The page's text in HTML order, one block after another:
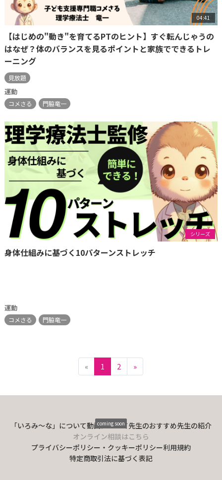
04:41
【はじめの"動き"を育てるPTのヒント】すぐ転んじゃうの
はなぜ？体のバランスを見るポイントと家族でできるトレ
ーニング
見放題
運動
コメさる 門脇竜一
シリーズ
身体仕組みに基づく10パターンストレッチ
運動
コメさる 門脇竜一
« 1 2 »
「いろみ〜な」について動画について先生のおすすめ先生の紹介
オンライン相談はこちら
coming soon
プライバシーポリシー・クッキーポリシー利用規約
特定商取引法に基づく表記